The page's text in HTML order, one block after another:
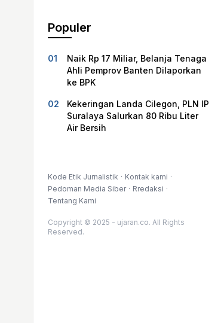
Populer
Naik Rp 17 Miliar, Belanja Tenaga
Ahli Pemprov Banten Dilaporkan
ke BPK
Kekeringan Landa Cilegon, PLN IP
Suralaya Salurkan 80 Ribu Liter
Air Bersih
Kode Etik Jurnalistik
Kontak kami
Pedoman Media Siber
Rredaksi
Tentang Kami
Copyright © 2025 - ujaran.co. All Rights
Reserved.